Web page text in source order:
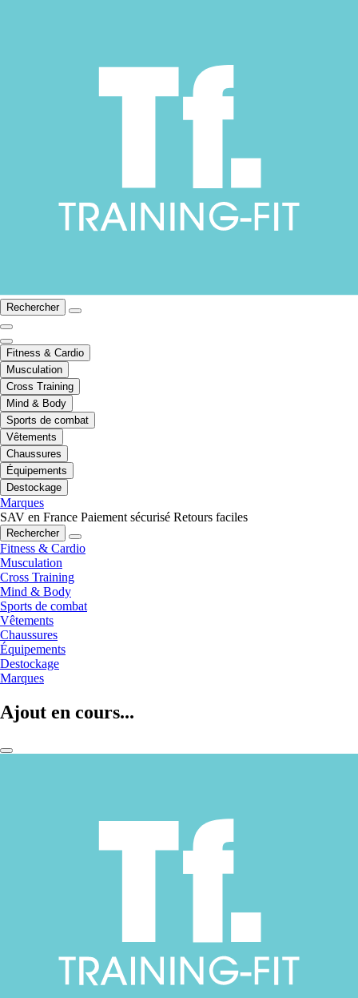
Rechercher
Fitness & Cardio
Musculation
Cross Training
Mind & Body
Sports de combat
Vêtements
Chaussures
Équipements
Destockage
Marques
SAV en France Paiement sécurisé Retours faciles
Rechercher
Fitness & Cardio
Musculation
Cross Training
Mind & Body
Sports de combat
Vêtements
Chaussures
Équipements
Destockage
Marques
Ajout en cours...